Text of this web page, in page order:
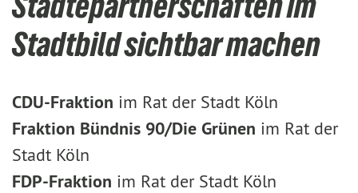
Stadtbild sichtbar machen
CDU-Fraktion im Rat der Stadt Köln
Fraktion Bündnis 90/Die Grünen im Rat der
Stadt Köln
FDP-Fraktion im Rat der Stadt Köln